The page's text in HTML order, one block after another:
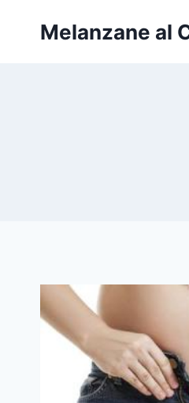
Melanzane al